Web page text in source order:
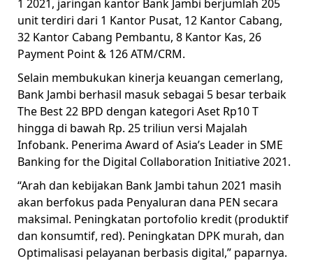
1 2021, jaringan kantor Bank Jambi berjumlah 205
unit terdiri dari 1 Kantor Pusat, 12 Kantor Cabang,
32 Kantor Cabang Pembantu, 8 Kantor Kas, 26
Payment Point & 126 ATM/CRM.
Selain membukukan kinerja keuangan cemerlang,
Bank Jambi berhasil masuk sebagai 5 besar terbaik
The Best 22 BPD dengan kategori Aset Rp10 T
hingga di bawah Rp. 25 triliun versi Majalah
Infobank. Penerima Award of Asia’s Leader in SME
Banking for the Digital Collaboration Initiative 2021.
“Arah dan kebijakan Bank Jambi tahun 2021 masih
akan berfokus pada Penyaluran dana PEN secara
maksimal. Peningkatan portofolio kredit (produktif
dan konsumtif, red). Peningkatan DPK murah, dan
Optimalisasi pelayanan berbasis digital,” paparnya.